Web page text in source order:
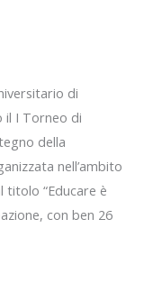
di
il I Torneo di
della
nell’ambito
titolo “Educare è
con ben 26